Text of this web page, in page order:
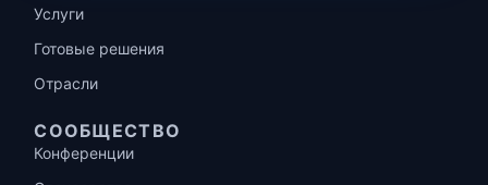
Услуги
Готовые решения
Отрасли
СООБЩЕСТВО
Конференции